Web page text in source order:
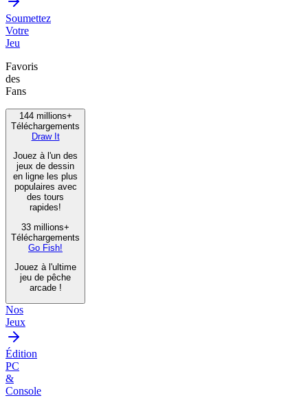
Soumettez
Votre
Jeu
Favoris
des
Fans
144 millions+
Téléchargements
Draw It
Jouez à l'un des
jeux de dessin
en ligne les plus
populaires avec
des tours
rapides!
33 millions+
Téléchargements
Go Fish!
Jouez à l'ultime
jeu de pêche
arcade !
Nos
Jeux
Édition
PC
&
Console